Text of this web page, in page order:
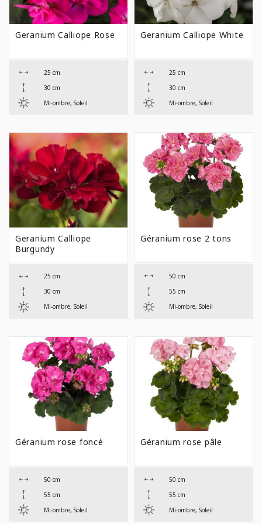
Geranium Calliope Rose
25 cm
30 cm
Mi-ombre, Soleil
Geranium Calliope White
25 cm
30 cm
Mi-ombre, Soleil
Geranium Calliope
Burgundy
25 cm
30 cm
Mi-ombre, Soleil
Géranium rose 2 tons
50 cm
55 cm
Mi-ombre, Soleil
Géranium rose foncé
50 cm
55 cm
Mi-ombre, Soleil
Géranium rose pâle
50 cm
55 cm
Mi-ombre, Soleil